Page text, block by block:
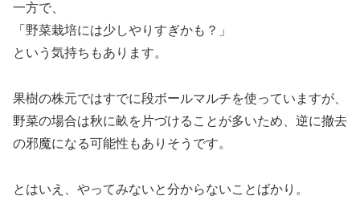
一方で、
「野菜栽培には少しやりすぎかも？」
という気持ちもあります。
果樹の株元ではすでに段ボールマルチを使っていますが、
野菜の場合は秋に畝を片づけることが多いため、逆に撤去
の邪魔になる可能性もありそうです。
とはいえ、やってみないと分からないことばかり。